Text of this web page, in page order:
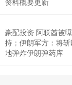
豪配投资 阿联酋被
持；伊朗军方：将
地弹炸伊朗弹药库